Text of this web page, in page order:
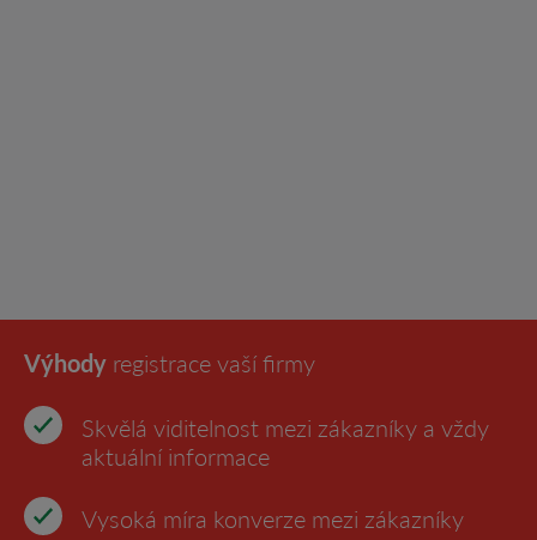
Výhody registrace vaší firmy
Skvělá viditelnost mezi zákazníky a vždy
aktuální informace
Vysoká míra konverze mezi zákazníky